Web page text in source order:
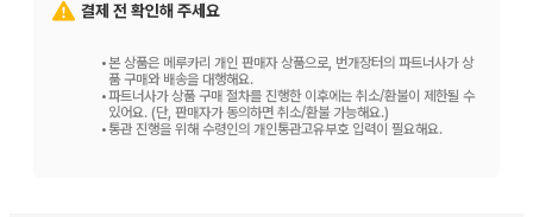
결제 전 확인해 주세요
•본 상품은 메루카리 개인 판매자 상품으로, 번개장터의 파트너사가 상
품 구매와 배송을 대행해요.
•파트너사가 상품 구매 절차를 진행한 이후에는 취소/환불이 제한될 수
있어요. (단, 판매자가 동의하면 취소/환불 가능해요.)
•통관 진행을 위해 수령인의 개인통관고유부호 입력이 필요해요.